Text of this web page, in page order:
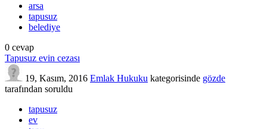
arsa
tapusuz
belediye
0 cevap
Tapusuz evin cezası
19, Kasım, 2016 Emlak Hukuku kategorisinde gözde
tarafından soruldu
tapusuz
ev